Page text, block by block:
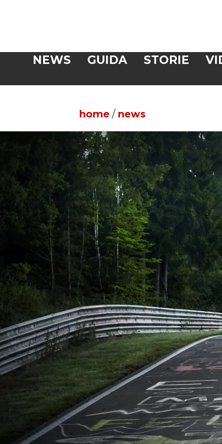
NEWS GUIDA STORIE
home / news